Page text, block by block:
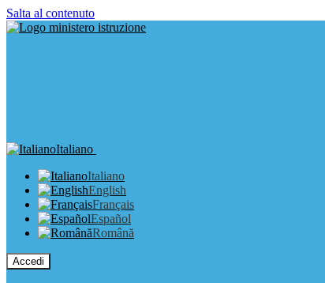
Salta al contenuto
Italiano
Italiano
English
Français
Español
Română
Accedi